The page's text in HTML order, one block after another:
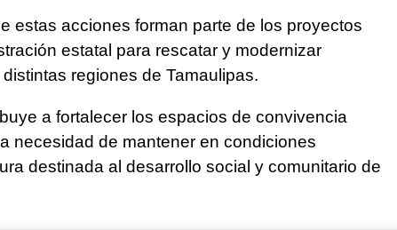
estas acciones forman parte de los proyectos
estatal para rescatar y modernizar
regiones de Tamaulipas.
a fortalecer los espacios de convivencia
necesidad de mantener en condiciones
destinada al desarrollo social y comunitario de